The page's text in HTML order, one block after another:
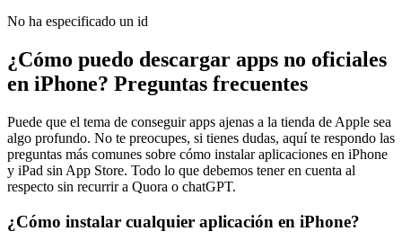
No ha especificado un id
¿Cómo puedo descargar apps no oficiales
en iPhone? Preguntas frecuentes
Puede que el tema de conseguir apps ajenas a la tienda de Apple sea
algo profundo. No te preocupes, si tienes dudas, aquí te respondo las
preguntas más comunes sobre cómo instalar aplicaciones en iPhone
y iPad sin App Store. Todo lo que debemos tener en cuenta al
respecto sin recurrir a Quora o chatGPT.
¿Cómo instalar cualquier aplicación en iPhone?